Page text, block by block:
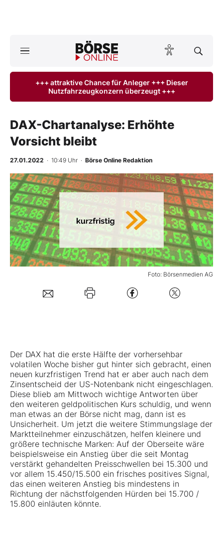
ktuelle Ausgabe BÖRSE ONLINE lesen
Finanz-Check
BO-Musterdepots
Experten
Mein B:O
+++ attraktive Chance für Anleger +++ Dieser
Nutzfahrzeugkonzern überzeugt +++
DAX-Chartanalyse: Erhöhte
Vorsicht bleibt
27.01.2022 · 10:49 Uhr · Börse Online Redaktion
Foto: Börsenmedien AG
Der DAX hat die erste Hälfte der vorhersehbar
volatilen Woche bisher gut hinter sich gebracht, einen
neuen kurzfristigen Trend hat er aber auch nach dem
Zinsentscheid der US-Notenbank nicht eingeschlagen.
Diese blieb am Mittwoch wichtige Antworten über
den weiteren geldpolitischen Kurs schuldig, und wenn
man etwas an der Börse nicht mag, dann ist es
Unsicherheit. Um jetzt die weitere Stimmungslage der
Marktteilnehmer einzuschätzen, helfen kleinere und
größere technische Marken: Auf der Oberseite wäre
beispielsweise ein Anstieg über die seit Montag
verstärkt gehandelten Preisschwellen bei 15.300 und
vor allem 15.450/15.500 ein frisches positives Signal,
das einen weiteren Anstieg bis mindestens in
Richtung der nächstfolgenden Hürden bei 15.700 /
15.800 einläuten könnte.